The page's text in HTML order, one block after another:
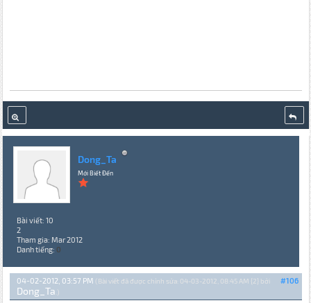
Dong_Ta
Mới Biết Đến
Bài viết: 10
2
Tham gia: Mar 2012
Danh tiếng: 0
#106
04-02-2012, 03:57 PM (Bài viết đã được chỉnh sửa: 04-03-2012, 08:45 AM {2} bởi
Dong_Ta .)